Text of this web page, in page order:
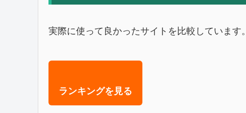
実際に使って良かったサイトを比較しています。
ランキングを見る